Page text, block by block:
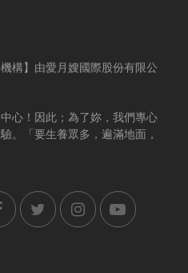
構】由愛月嫂國際股份有限公
心！因此；為了妳，我們專心
。「要生養眾多，遍滿地面，